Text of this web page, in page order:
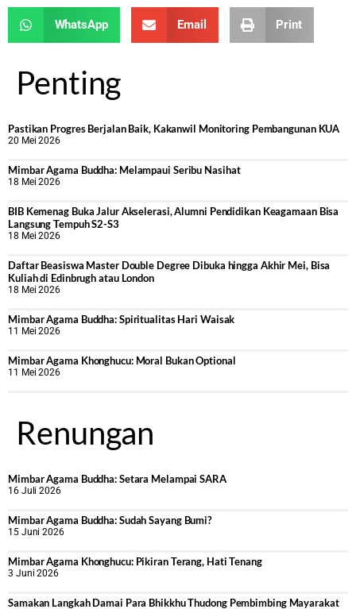
WhatsApp Email Print
Penting
Pastikan Progres Berjalan Baik, Kakanwil Monitoring Pembangunan KUA
20 Mei 2026
Mimbar Agama Buddha: Melampaui Seribu Nasihat
18 Mei 2026
BIB Kemenag Buka Jalur Akselerasi, Alumni Pendidikan Keagamaan Bisa
Langsung Tempuh S2-S3
18 Mei 2026
Daftar Beasiswa Master Double Degree Dibuka hingga Akhir Mei, Bisa
Kuliah di Edinbrugh atau London
18 Mei 2026
Mimbar Agama Buddha: Spiritualitas Hari Waisak
11 Mei 2026
Mimbar Agama Khonghucu: Moral Bukan Optional
11 Mei 2026
Renungan
Mimbar Agama Buddha: Setara Melampai SARA
16 Juli 2026
Mimbar Agama Buddha: Sudah Sayang Bumi?
15 Juni 2026
Mimbar Agama Khonghucu: Pikiran Terang, Hati Tenang
3 Juni 2026
Samakan Langkah Damai Para Bhikkhu Thudong Pembimbing Mayarakat